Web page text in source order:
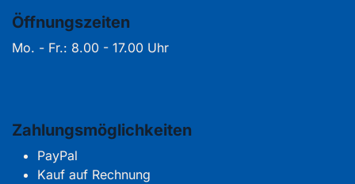
Öffnungszeiten
Mo. - Fr.: 8.00 - 17.00 Uhr
Zahlungsmöglichkeiten
PayPal
Kauf auf Rechnung